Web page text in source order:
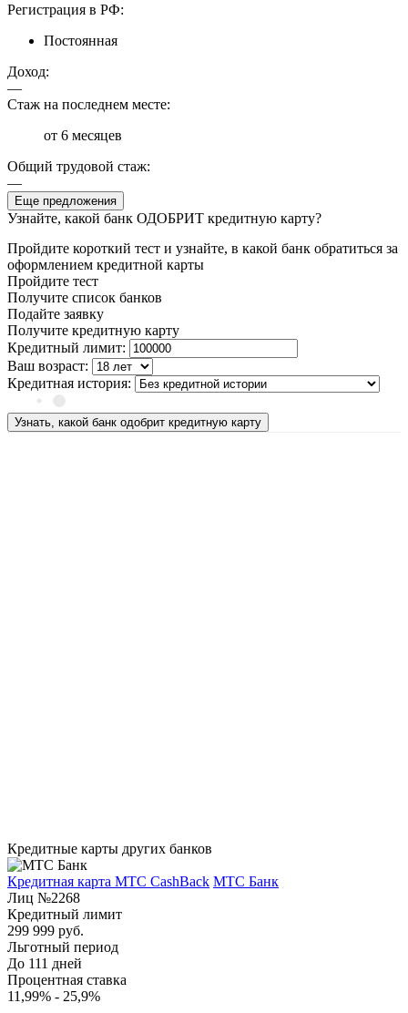
Регистрация в РФ:
Постоянная
Доход:
—
Стаж на последнем месте:
от 6 месяцев
Общий трудовой стаж:
—
Еще предложения
Узнайте, какой банк ОДОБРИТ кредитную карту?
Пройдите короткий тест и узнайте, в какой банк обратиться за
оформлением кредитной карты
Пройдите тест
Получите список банков
Подайте заявку
Получите кредитную карту
Кредитный лимит:
Ваш возраст:
Кредитная история:
Узнать, какой банк одобрит кредитную карту
Кредитные карты других банков
Кредитная карта МТС CashBack МТС Банк
Лиц №2268
Кредитный лимит
299 999 руб.
Льготный период
До 111 дней
Процентная ставка
11,99% - 25,9%